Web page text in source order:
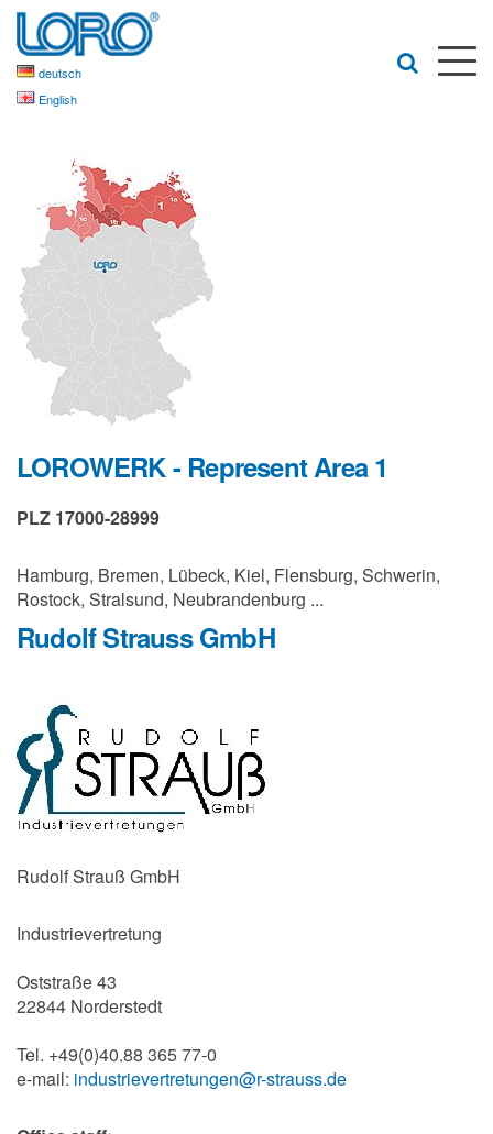
deutsch
English
LOROWERK - Represent Area 1
PLZ 17000-28999
Hamburg, Bremen, Lübeck, Kiel, Flensburg, Schwerin,
Rostock, Stralsund, Neubrandenburg ...
Rudolf Strauss GmbH
Rudolf Strauß GmbH
Industrievertretung
Oststraße 43
22844 Norderstedt
Tel. +49(0)40.88 365 77-0
e-mail: industrievertretungen@r-strauss.de